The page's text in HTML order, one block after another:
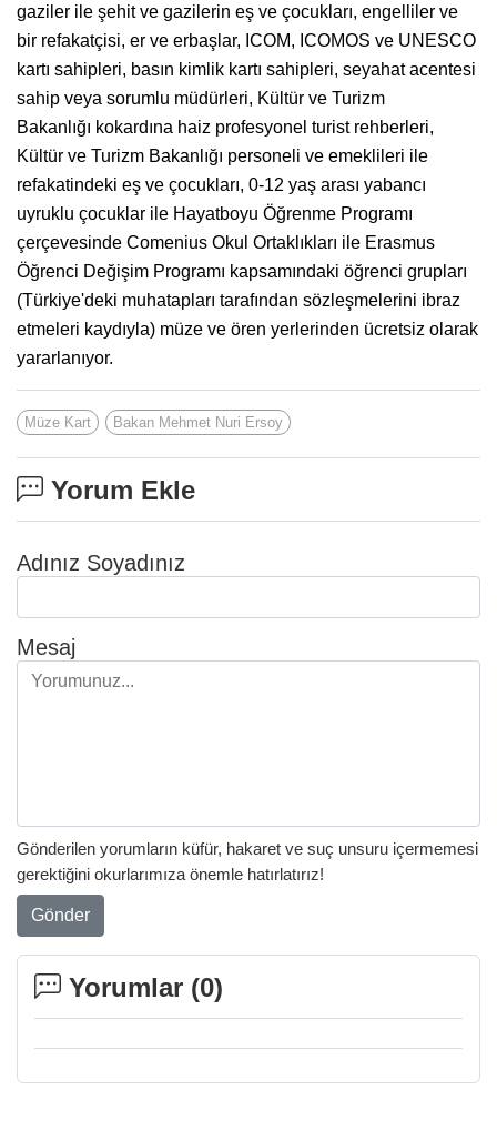
gaziler ile şehit ve gazilerin eş ve çocukları, engelliler ve
bir refakatçisi, er ve erbaşlar, ICOM, ICOMOS ve UNESCO
kartı sahipleri, basın kimlik kartı sahipleri, seyahat acentesi
sahip veya sorumlu müdürleri, Kültür ve Turizm
Bakanlığı kokardına haiz profesyonel turist rehberleri,
Kültür ve Turizm Bakanlığı personeli ve emeklileri ile
refakatindeki eş ve çocukları, 0-12 yaş arası yabancı
uyruklu çocuklar ile Hayatboyu Öğrenme Programı
çerçevesinde Comenius Okul Ortaklıkları ile Erasmus
Öğrenci Değişim Programı kapsamındaki öğrenci grupları
(Türkiye'deki muhatapları tarafından sözleşmelerini ibraz
etmeleri kaydıyla) müze ve ören yerlerinden ücretsiz olarak
yararlanıyor.
Müze Kart Bakan Mehmet Nuri Ersoy
Yorum Ekle
Adınız Soyadınız
Mesaj
Gönderilen yorumların küfür, hakaret ve suç unsuru içermemesi
gerektiğini okurlarımıza önemle hatırlatırız!
Gönder
Yorumlar (0)